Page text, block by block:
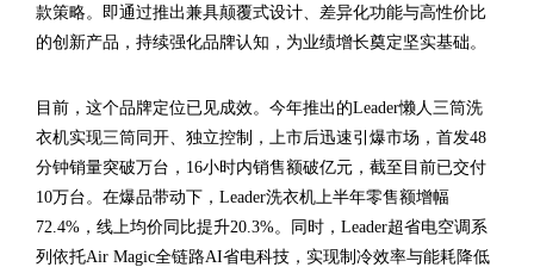
款策略。即通过推出兼具颠覆式设计、差异化功能与高性价比
的创新产品，持续强化品牌认知，为业绩增长奠定坚实基础。
目前，这个品牌定位已见成效。今年推出的Leader懒人三筒洗
衣机实现三筒同开、独立控制，上市后迅速引爆市场，首发48
分钟销量突破万台，16小时内销售额破亿元，截至目前已交付
10万台。在爆品带动下，Leader洗衣机上半年零售额增幅
72.4%，线上均价同比提升20.3%。同时，Leader超省电空调系
列依托Air Magic全链路AI省电科技，实现制冷效率与能耗降低